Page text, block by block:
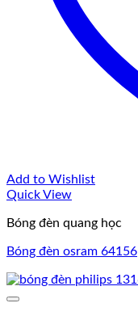
Add to Wishlist
Quick View
Bóng đèn quang học
Bóng đèn osram 64156